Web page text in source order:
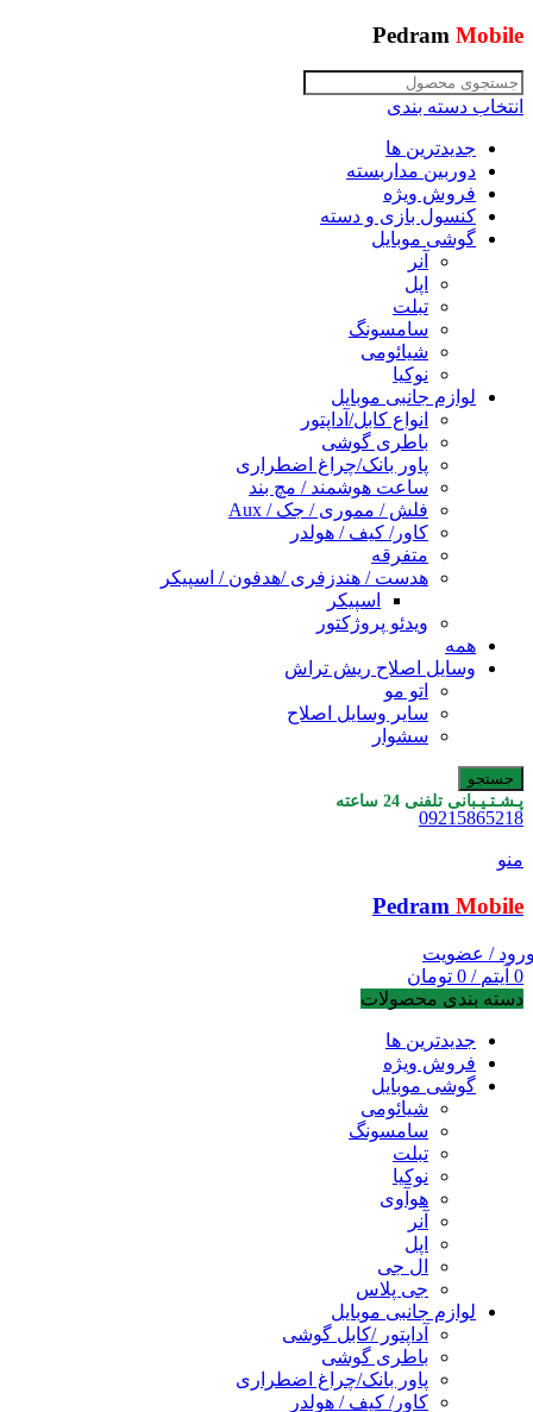
Pedram Mobile
انتخاب دسته بندی
جدیدترین ها
دوربین مداربسته
فروش ویژه
کنسول بازی و دسته
گوشی موبایل
آنر
اپل
تبلت
سامسونگ
شیائومی
نوکیا
لوازم جانبی موبایل
انواع کابل/آداپتور
باطری گوشی
پاور بانک/چراغ اضطراری
ساعت هوشمند / مچ بند
فلش / مموری / جک / Aux
کاور/ کیف / هولدر
متفرقه
هدست / هندزفری /هدفون / اسپیکر
اسپیکر
ویدئو پروژکتور
همه
وسایل اصلاح ریش تراش
اتو مو
سایر وسایل اصلاح
سشوار
جستجو
پـشـتـیـبانی تلفنی 24 ساعته
09215865218
منو
Pedram Mobile
/ عضویت
0 آیتم /
0 تومان
دسته بندی محصولات
جدیدترین ها
فروش ویژه
گوشی موبایل
شیائومی
سامسونگ
تبلت
نوکیا
هوآوی
آنر
اپل
ال جی
جی پلاس
لوازم جانبی موبایل
آداپتور /کابل گوشی
باطری گوشی
پاور بانک/چراغ اضطراری
کاور/ کیف / هولدر